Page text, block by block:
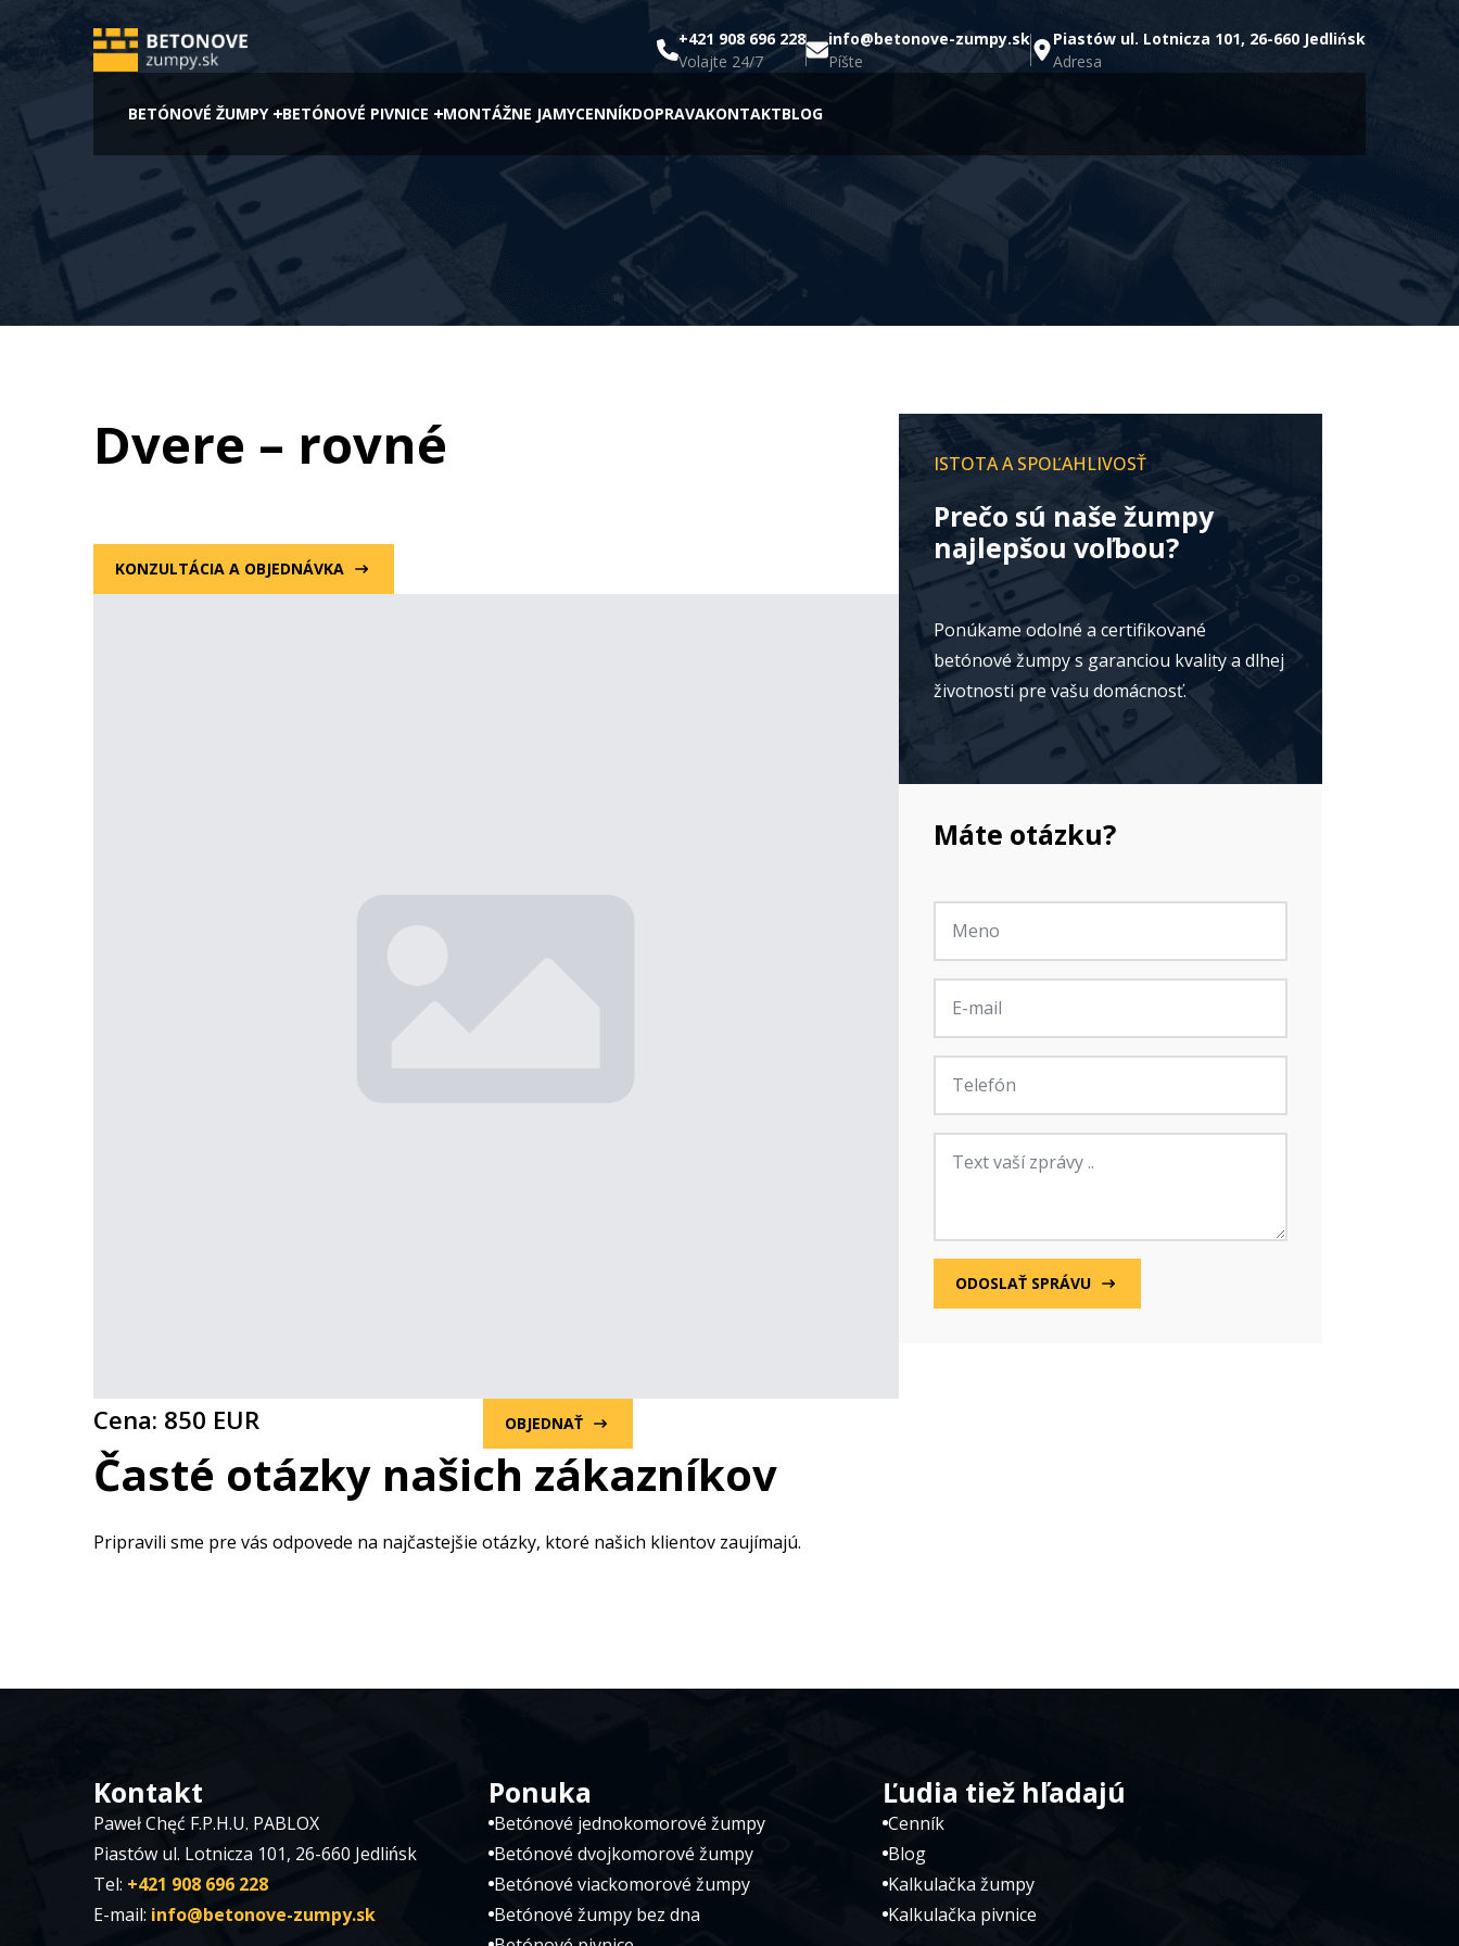
+421 908 696 228
Volajte 24/7
info@betonove-zumpy.sk
Píšte
Piastów ul. Lotnicza 101, 26-660 Jedlińsk
Adresa
BETÓNOVÉ ŽUMPY BETÓNOVÉ PIVNICE MONTÁŽNE JAMYCENNÍKDOPRAVAKONTAKTBLOG
Dvere – rovné
KONZULTÁCIA A OBJEDNÁVKA
Cena: 850 EUR OBJEDNAŤ
Časté otázky našich zákazníkov
Pripravili sme pre vás odpovede na najčastejšie otázky, ktoré našich klientov zaujímajú.
ISTOTA A SPOĽAHLIVOSŤ
Prečo sú naše žumpy
najlepšou voľbou?
Ponúkame odolné a certifikované
betónové žumpy s garanciou kvality a dlhej
životnosti pre vašu domácnosť.
Máte otázku?
Jméno
E-
mail
Telefon
Zpráva
ODOSLAŤ SPRÁVU
Kontakt
Paweł Chęć F.P.H.U. PABLOX
Piastów ul. Lotnicza 101, 26-660 Jedlińsk
Tel: +421 908 696 228
E-mail: info@betonove-zumpy.sk
Ponuka
Betónové jednokomorové žumpy
Betónové dvojkomorové žumpy
Betónové viackomorové žumpy
Betónové žumpy bez dna
Ľudia tiež hľadajú
Cenník
Blog
Kalkulačka žumpy
Kalkulačka pivnice